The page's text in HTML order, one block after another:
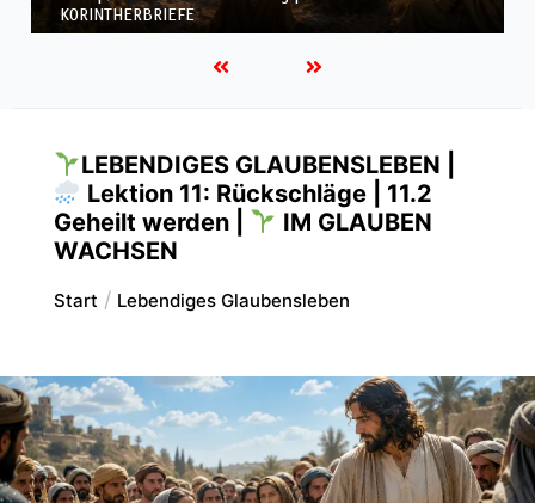
KORINTHERBRIEFE
LEBENDIGES GLAUBENSLEBEN |
Lektion 11: Rückschläge | 11.2
Geheilt werden |
IM GLAUBEN
WACHSEN
Start Lebendiges Glaubensleben